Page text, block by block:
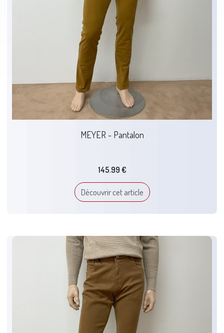
MEYER - Pantalon
145.99 €
Découvrir cet article